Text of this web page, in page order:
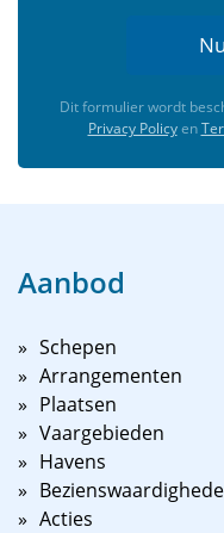
Dit formulier wordt
Privacy Policyen
Aanbod
Schepen
Arrangementen
Plaatsen
Vaargebieden
Havens
Acties